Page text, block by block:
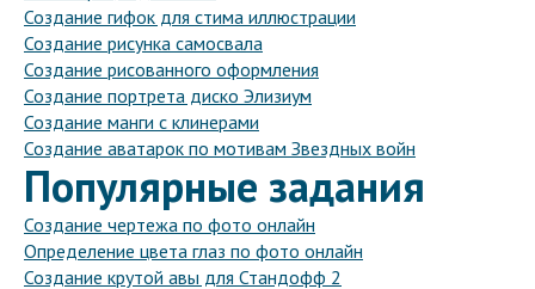
Создание гифок для стима иллюстрации
Создание рисунка самосвала
Создание рисованного оформления
Создание портрета диско Элизиум
Создание манги с клинерами
Создание аватарок по мотивам Звездных войн
Популярные задания
Создание чертежа по фото онлайн
Определение цвета глаз по фото онлайн
Создание крутой авы для Стандофф 2